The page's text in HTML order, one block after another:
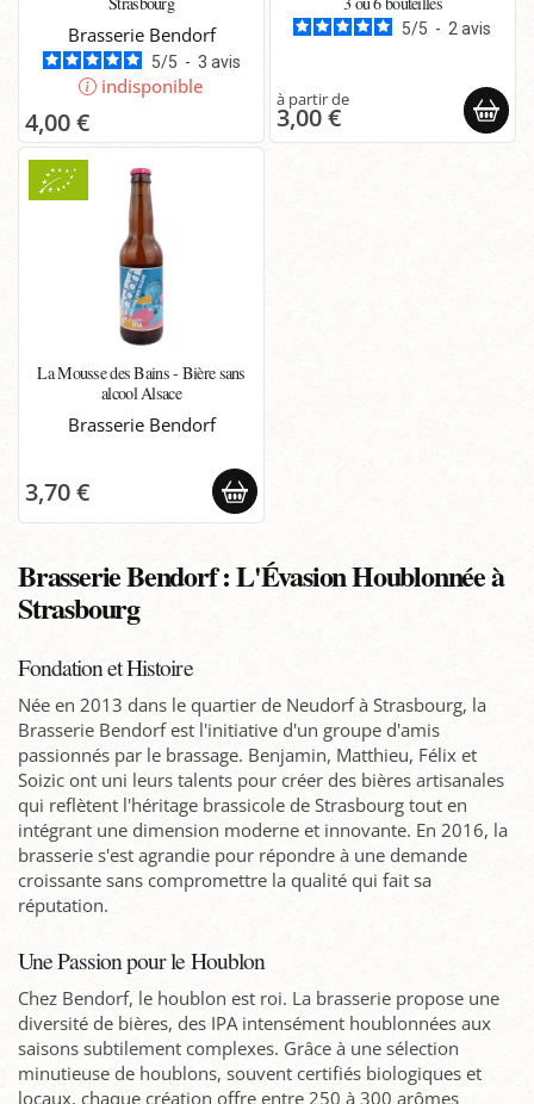
Brasserie Bendorf
5/5 - 3 avis
indisponible
4,00 €
5/5 - 2avis
3,00 €
La Mousse des Bains - Bière sans
alcool Alsace
Brasserie Bendorf
3,70 €
Brasserie Bendorf : L'Évasion Houblonnée à
Strasbourg
Fondation et Histoire
Née en 2013 dans le quartier de Neudorf à Strasbourg, la
Brasserie Bendorf est l'initiative d'un groupe d'amis
passionnés par le brassage. Benjamin, Matthieu, Félix et
Soizic ont uni leurs talents pour créer des bières artisanales
qui reflètent l'héritage brassicole de Strasbourg tout en
intégrant une dimension moderne et innovante. En 2016, la
brasserie s'est agrandie pour répondre à une demande
croissante sans compromettre la qualité qui fait sa
réputation.
Une Passion pour le Houblon
Chez Bendorf, le houblon est roi. La brasserie propose une
diversité de bières, des IPA intensément houblonnées aux
saisons subtilement complexes. Grâce à une sélection
minutieuse de houblons, souvent certifiés biologiques et
locaux, chaque création offre entre 250 à 300 arômes